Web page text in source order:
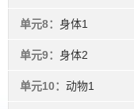
单元8： 身体1
单元9： 身体2
单元10： 动物1